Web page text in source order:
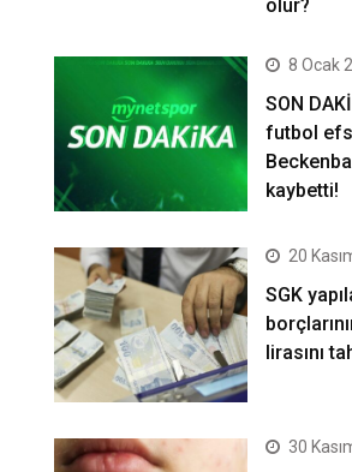
olur?
8 Ocak
SON
futbol
kaybetti!
20
SGK
lirasını
30